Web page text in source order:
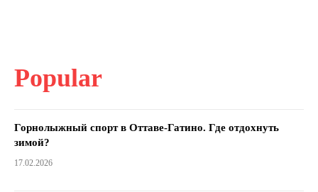
Popular
Горнолыжный спорт в Оттаве-Гатино. Где отдохнуть
зимой?
17.02.2026